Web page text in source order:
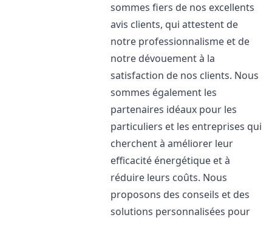
sommes fiers de nos excellents
avis clients, qui attestent de
notre professionnalisme et de
notre dévouement à la
satisfaction de nos clients. Nous
sommes également les
partenaires idéaux pour les
particuliers et les entreprises qui
cherchent à améliorer leur
efficacité énergétique et à
réduire leurs coûts. Nous
proposons des conseils et des
solutions personnalisées pour